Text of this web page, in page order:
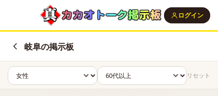
ログイン
岐阜の掲示板
リセット